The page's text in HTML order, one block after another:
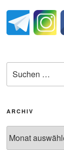
nach:
ARCHIV